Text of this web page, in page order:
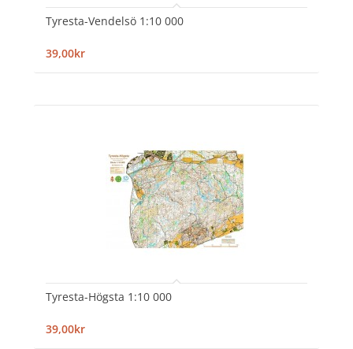
Tyresta-Vendelsö 1:10 000
39,00kr
Tyresta-Högsta 1:10 000
39,00kr